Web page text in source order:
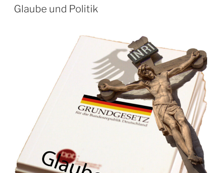
AM
Glaube und Politik